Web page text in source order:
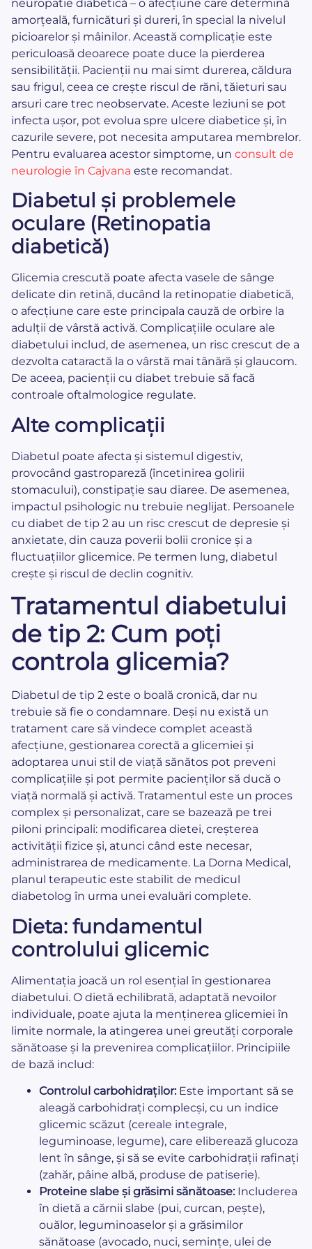
neuropatie diabetică – o afecțiune care determină
amorțeală, furnicături și dureri, în special la nivelul
picioarelor și mâinilor. Această complicație este
periculoasă deoarece poate duce la pierderea
sensibilității. Pacienții nu mai simt durerea, căldura
sau frigul, ceea ce crește riscul de răni, tăieturi sau
arsuri care trec neobservate. Aceste leziuni se pot
infecta ușor, pot evolua spre ulcere diabetice și, în
cazurile severe, pot necesita amputarea membrelor.
Pentru evaluarea acestor simptome, un consult de
neurologie în Cajvana este recomandat.
Diabetul și problemele
oculare (Retinopatia
diabetică)
Glicemia crescută poate afecta vasele de sânge
delicate din retină, ducând la retinopatie diabetică,
o afecțiune care este principala cauză de orbire la
adulții de vârstă activă. Complicațiile oculare ale
diabetului includ, de asemenea, un risc crescut de a
dezvolta cataractă la o vârstă mai tânără și glaucom.
De aceea, pacienții cu diabet trebuie să facă
controale oftalmologice regulate.
Alte complicații
Diabetul poate afecta și sistemul digestiv,
provocând gastropareză (încetinirea golirii
stomacului), constipație sau diaree. De asemenea,
impactul psihologic nu trebuie neglijat. Persoanele
cu diabet de tip 2 au un risc crescut de depresie și
anxietate, din cauza poverii bolii cronice și a
fluctuațiilor glicemice. Pe termen lung, diabetul
crește și riscul de declin cognitiv.
Tratamentul diabetului
de tip 2: Cum poți
controla glicemia?
Diabetul de tip 2 este o boală cronică, dar nu
trebuie să fie o condamnare. Deși nu există un
tratament care să vindece complet această
afecțiune, gestionarea corectă a glicemiei și
adoptarea unui stil de viață sănătos pot preveni
complicațiile și pot permite pacienților să ducă o
viață normală și activă. Tratamentul este un proces
complex și personalizat, care se bazează pe trei
piloni principali: modificarea dietei, creșterea
activității fizice și, atunci când este necesar,
administrarea de medicamente. La Dorna Medical,
planul terapeutic este stabilit de medicul
diabetolog în urma unei evaluări complete.
Dieta: fundamentul
controlului glicemic
Alimentația joacă un rol esențial în gestionarea
diabetului. O dietă echilibrată, adaptată nevoilor
individuale, poate ajuta la menținerea glicemiei în
limite normale, la atingerea unei greutăți corporale
sănătoase și la prevenirea complicațiilor. Principiile
de bază includ:
Controlul carbohidraților:Este important să se
aleagă carbohidrați complecși, cu un indice
glicemic scăzut (cereale integrale,
leguminoase, legume), care eliberează glucoza
lent în sânge, și să se evite carbohidrații rafinați
(zahăr, pâine albă, produse de patiserie).
Proteine slabe și grăsimi sănătoase:Includerea
în dietă a cărnii slabe (pui, curcan, pește),
ouălor, leguminoaselor și a grăsimilor
sănătoase (avocado, nuci, semințe, ulei de